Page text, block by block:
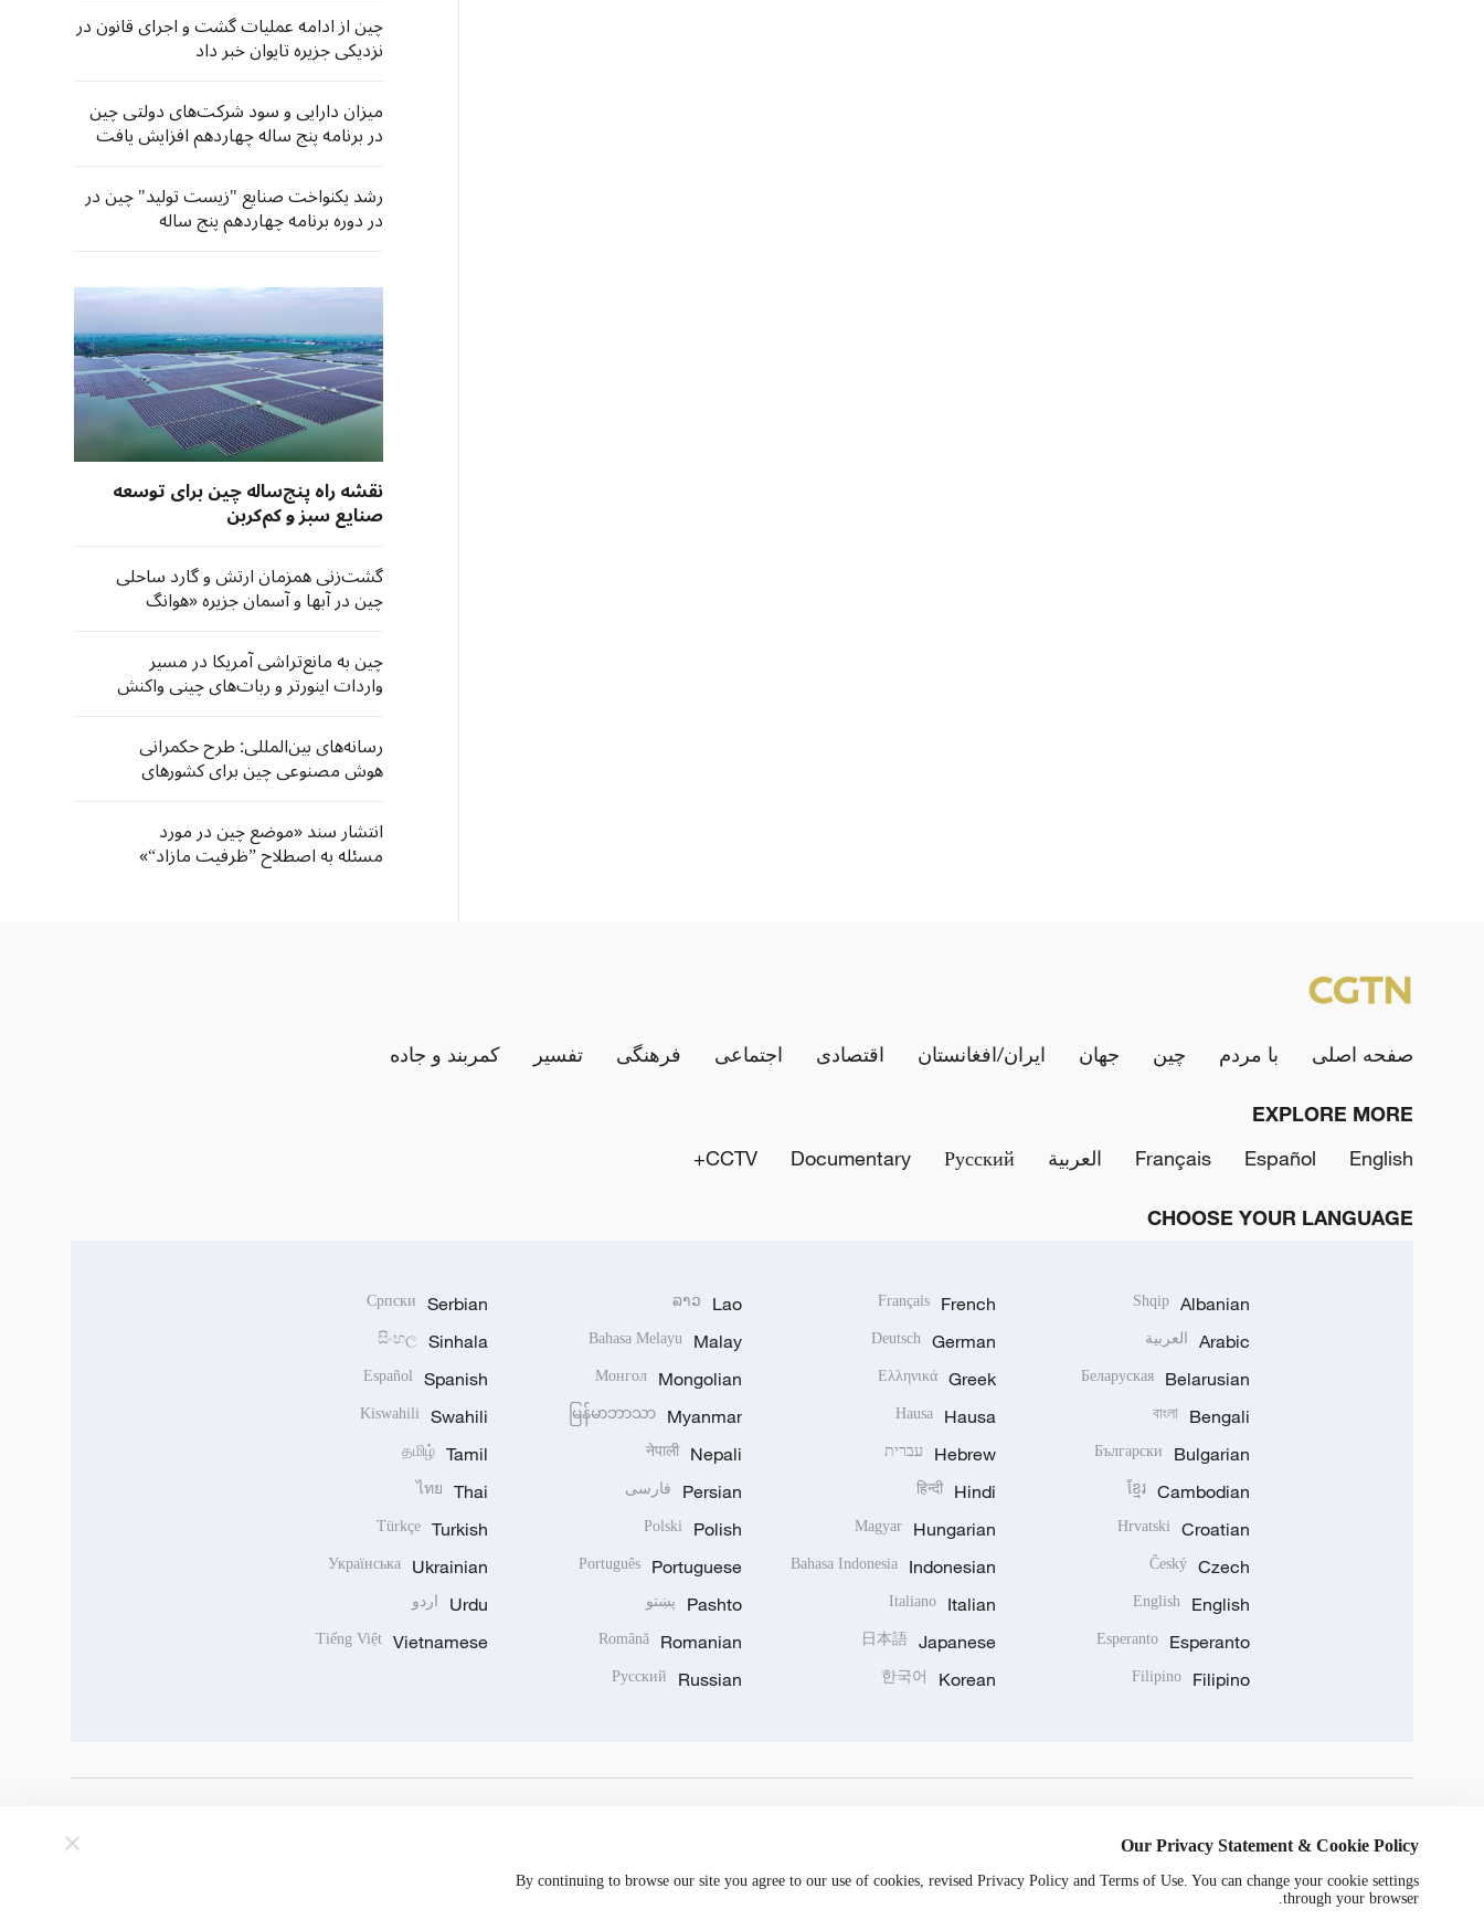
چین از ادامه عملیات گشت و اجرای قانون در
نزدیکی جزیره تایوان خبر داد
میزان دارایی و سود شرکت‌های دولتی چین
در برنامه پنج ساله چهاردهم افزایش یافت
رشد یکنواخت صنایع "زیست تولید" چین در
در دوره برنامه چهاردهم پنج ساله
نقشه راه پنج‌ساله چین برای توسعه
صنایع سبز و کم‌کربن
گشت‌زنی‌ همزمان ارتش و گارد ساحلی
چین در آبها و آسمان جزیره «هوانگ‌
یان»
چین به مانع‌تراشی آمریکا در مسیر
واردات اینورتر و ربات‌های چینی واکنش
نشان داد
رسانه‌های بین‌المللی: طرح حکمرانی
هوش مصنوعی چین برای کشورهای
جنوب جهانی فرصت‌های تازه‌ به ارمغان
می‌آورد
انتشار سند «موضع چین در مورد
مسئله به اصطلاح ”ظرفیت مازاد“»
صفحه اصلی با مردم چین جهان ایران/افغانستان اقتصادی اجتماعی فرهنگی تفسیر کمربند و جاده
EXPLORE MORE
English
Español
Français العربية Русский
Documentary
CCTV+
CHOOSE YOUR LANGUAGE
Albanian
Shqip
Arabic العربية
Belarusian
Беларуская
Bengali
বাংলা
Bulgarian
Български
Cambodian
ខ្មែរ
Croatian
Hrvatski
Czech
Český
English
English
Esperanto
Esperanto
Filipino
Filipino
French
Français
German
Deutsch
Greek
Ελληνικά
Hausa
Hausa
Hebrew עברית
Hindi
हिन्दी
Hungarian
Magyar
Indonesian
Bahasa Indonesia
Italian
Italiano
Japanese
日本語
Korean
한국어
Lao
ລາວ
Malay
Bahasa Melayu
Mongolian
Монгол
Myanmar
မြန်မာဘာသာ
Nepali
नेपाली
Persian فارسی
Polish
Polski
Portuguese
Português
Pashto پښتو
Romanian
Română
Russian
Русский
Serbian
Српски
Sinhala
සිංහල
Spanish
Español
Swahili
Kiswahili
Tamil
தமிழ்
Thai
ไทย
Turkish
Türkçe
Ukrainian
Українська
Urdu اردو
Vietnamese
Tiếng Việt
Our Privacy Statement & Cookie Policy
By continuing to browse our site you agree to our use of cookies, revised Privacy Policy and Terms of Use. You can change your cookie settings
through your browser.